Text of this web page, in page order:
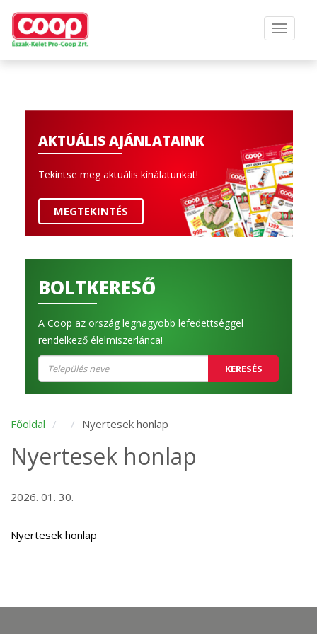
AKTUÁLIS AJÁNLATAINK
Tekintse meg aktuális kínálatunkat!
MEGTEKINTÉS
BOLTKERESŐ
A Coop az ország legnagyobb lefedettséggel
rendelkező élelmiszerlánca!
KERESÉS
Főoldal Nyertesek honlap
Nyertesek honlap
2026. 01. 30.
Nyertesek honlap